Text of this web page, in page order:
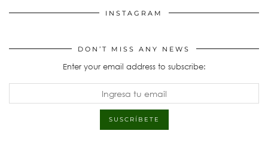
INSTAGRAM
DON’T MISS ANY NEWS
Enter your email address to subscribe: